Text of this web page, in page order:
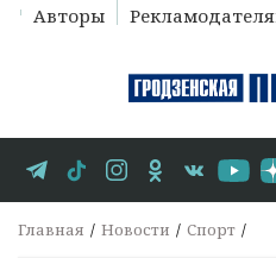
Авторы
Главная Новости Спорт